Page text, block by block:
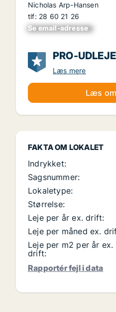
Nicholas Arp-Hansen
tlf: 28 60 21 26
Se email-adresse
xxxxxxxxxxxxxxxx
PRO-
Læs mere
Læs
FAKTA OM LOKALET
Indrykket:
Sagsnummer:
Lokaletype:
Størrelse:
Leje per år ex. drift:
Leje per måned ex.
Leje per m2 per år ex.
drift:
Rapportér fejl i data